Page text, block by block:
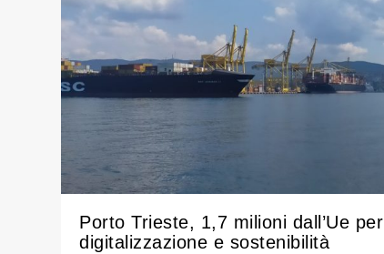
Porto Trieste, 1,7 milioni dall’Ue per
digitalizzazione e sostenibilità